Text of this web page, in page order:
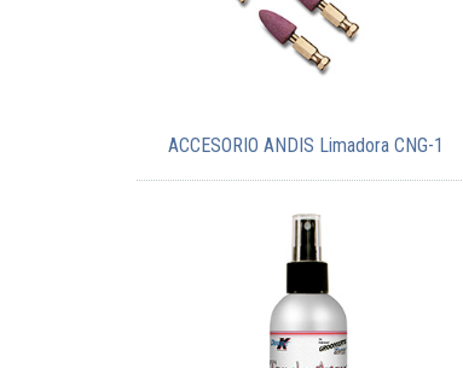
ACCESORIO ANDIS Limadora CNG-1